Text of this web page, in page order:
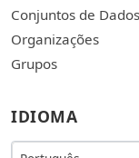
Conjuntos de Dados
Organizações
Grupos
IDIOMA